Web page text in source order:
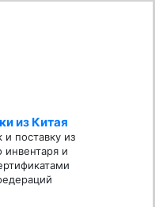
из Китая
поставку из
инвентаря и